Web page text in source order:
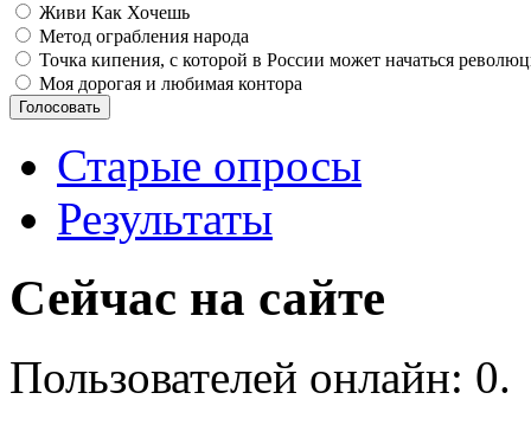
Живи Как Хочешь
Метод ограбления народа
Точка кипения, с которой в России может начаться
Моя дорогая и любимая контора
Старые опросы
Результаты
Сейчас на сайте
Пользователей онлайн: 0.